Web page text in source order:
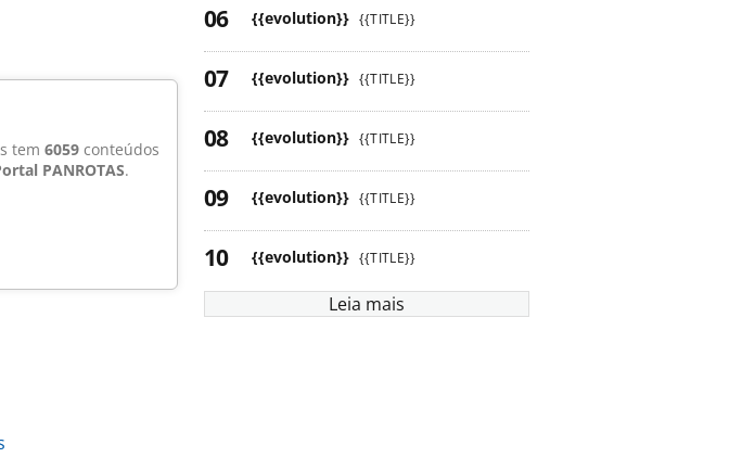
tem 6059 conteúdos
PANROTAS.
{{evolution}} {{TITLE}}
{{evolution}} {{TITLE}}
{{evolution}} {{TITLE}}
{{evolution}} {{TITLE}}
{{evolution}} {{TITLE}}
Leia mais